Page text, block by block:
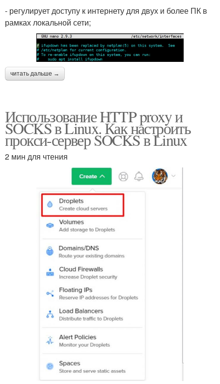
- регулирует доступу к интернету для двух и более ПК в
рамках локальной сети;
читать дальше →
Использование HTTP proxy и
SOCKS в Linux. Как настроить
прокси-сервер SOCKS в Linux
2 мин для чтения